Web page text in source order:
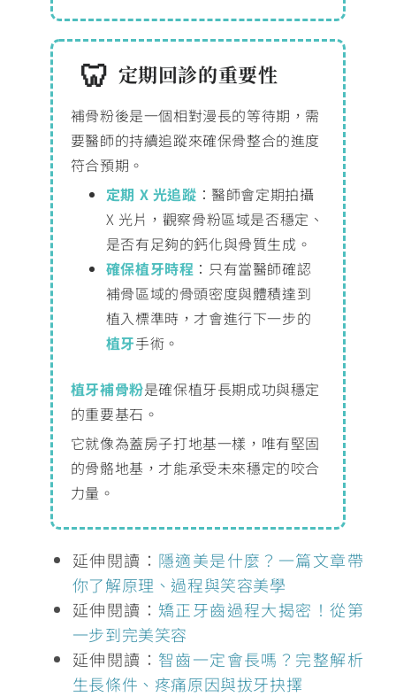
定期回診的重要性
補骨粉後是一個相對漫長的等待期，需
要醫師的持續追蹤來確保骨整合的進度
符合預期。
定期 X 光追蹤 ：醫師會定期拍攝
X 光片，觀察骨粉區域是否穩定、
是否有足夠的鈣化與骨質生成。
確保植牙時程 ：只有當醫師確認
補骨區域的骨頭密度與體積達到
植入標準時，才會進行下一步的
植牙手術。
植牙補骨粉是確保植牙長期成功與穩定
的重要基石。
它就像為蓋房子打地基一樣，唯有堅固
的骨骼地基，才能承受未來穩定的咬合
力量。
延伸閱讀： 隱適美是什麼？一篇文章帶
你了解原理、過程與笑容美學
延伸閱讀： 矯正牙齒過程大揭密！從第
一步到完美笑容
延伸閱讀： 智齒一定會長嗎？完整解析
生長條件、疼痛原因與拔牙抉擇